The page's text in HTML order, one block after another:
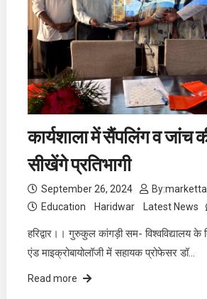
कार्यशाला में सैंपलिंग व जांच
सीखेंगे प्रतिभागी
September 26, 2024 By:
Education
Haridwar Latest News
हरिद्वार।। गुरुकुल कांगड़ी सम- विश्वविद्यालय के
एंड माइक्रोबायोलॉजी में सहायक प्रोफेसर डॉ…
Read more